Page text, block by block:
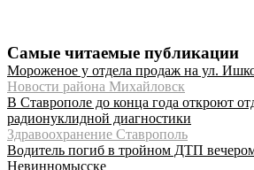
Самые читаемые публикации
Мороженое у отдела продаж на ул.
Новости района Михайловск
В Ставрополе до конца года откроют
радионуклидной диагностики
Здравоохранение Ставрополь
Водитель погиб в тройном ДТП вечером
Невинномысске